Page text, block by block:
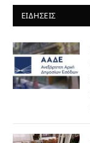
ΕΙΔΉΣΕΙΣ